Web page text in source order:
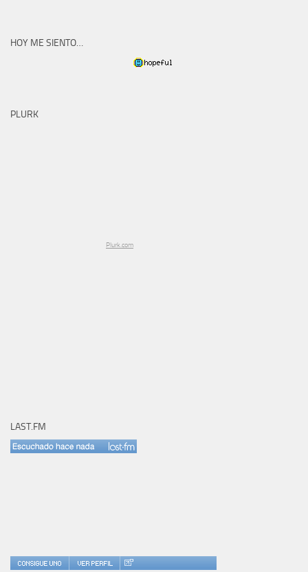
HOY ME SIENTO…
PLURK
Plurk.com
LAST.FM